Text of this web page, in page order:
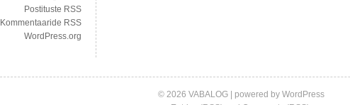
Postituste RSS
Kommentaaride RSS
WordPress.org
© 2026 VABALOG | powered by WordPress